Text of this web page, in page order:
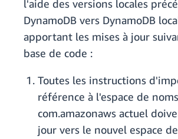
l'aide des versions locales
DynamoDB vers DynamoDB
apportant les mises à jour
base de code :
Toutes les instructions
référence à l'espace de noms
com.amazonaws actuel
jour vers le nouvel espace